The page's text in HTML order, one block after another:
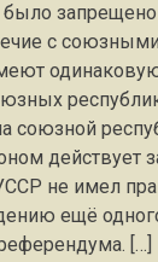
с союзными
союзной
действует
не имел
ещё
[…]